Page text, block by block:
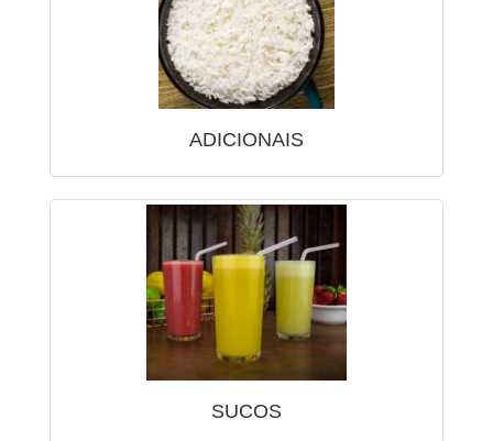
ADICIONAIS
SUCOS